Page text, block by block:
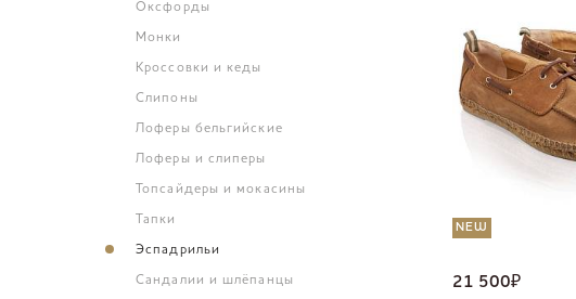
Оксфорды
Монки
Кроссовки и кеды
Слипоны
Лоферы бельгийские
Лоферы и слиперы
Топсайдеры и мокасины
Тапки
Эспадрильи
Сандалии и шлёпанцы
NEW
21 500₽